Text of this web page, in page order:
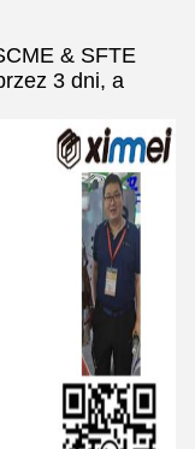
& SFTE
3 dni, a